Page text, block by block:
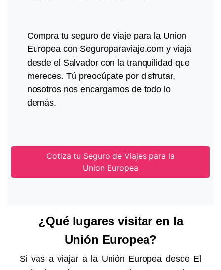
Compra tu seguro de viaje para la Union
Europea con Seguroparaviaje.com y viaja
desde el Salvador con la tranquilidad que
mereces. Tú preocúpate por disfrutar,
nosotros nos encargamos de todo lo
demás.
Cotiza tu Seguro de Viajes para la
Union Europea
¿Qué lugares visitar en la
Unión Europea?
Si vas a viajar a la Unión Europea desde El